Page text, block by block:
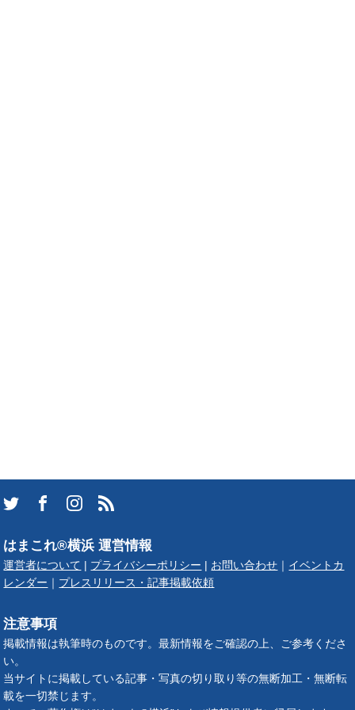
はまこれ®横浜 運営情報
運営者について プライバシーポリシー お問い合わせ
イベントカ
レンダー
プレスリリース・記事掲載依頼
注意事項
掲載情報は執筆時のものです。最新情報をご確認の上、ご参考くださ
い。
当サイトに掲載している記事・写真の切り取り等の無断加工・無断転
載を一切禁じます。